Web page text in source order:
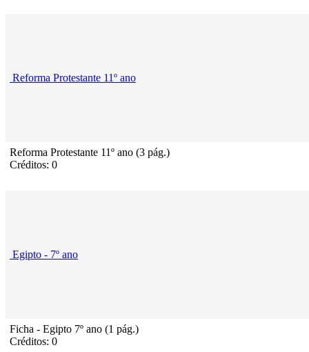
Reforma Protestante 11º ano
Reforma Protestante 11º ano (3 pág.)
Créditos: 0
Egipto - 7º ano
Ficha - Egipto 7º ano (1 pág.)
Créditos: 0